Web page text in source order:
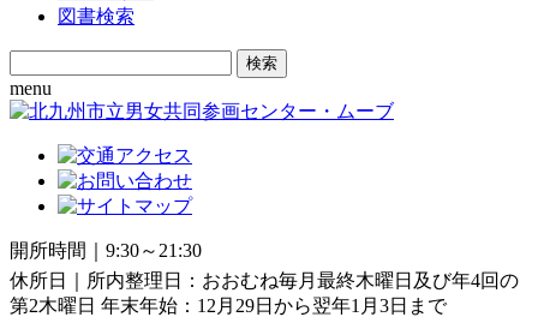
図書検索
Search
for:
menu
開所時間｜9:30～21:30
休所日｜所内整理日：おおむね毎月最終木曜日及び年4回の
第2木曜日 年末年始：12月29日から翌年1月3日まで